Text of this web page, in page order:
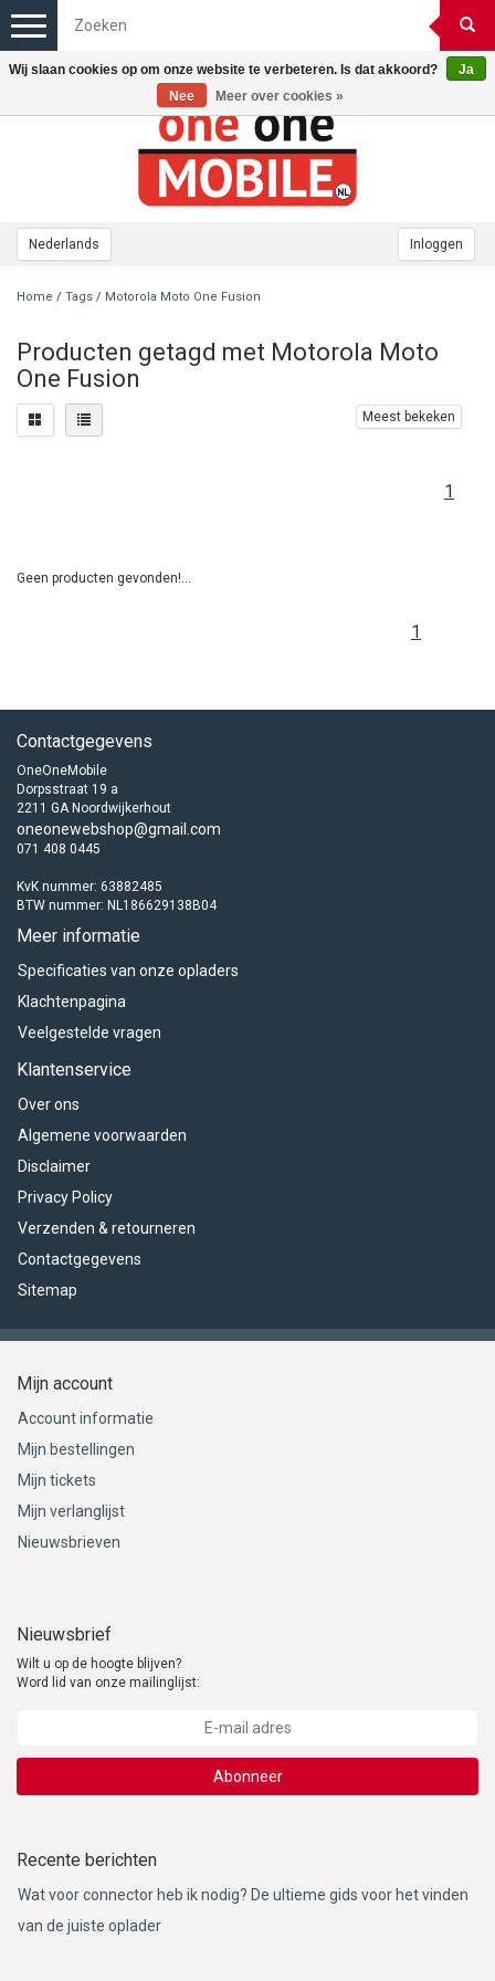
Nederlands Inloggen
Toggle
navigation
Home / Tags / Motorola Moto One Fusion
Producten getagd met Motorola Moto
One Fusion
Meest bekeken
1
Geen producten gevonden!...
1
Contactgegevens
OneOneMobile
Dorpsstraat 19 a
2211 GA Noordwijkerhout
oneonewebshop@gmail.com
071 408 0445
KvK nummer: 63882485
BTW nummer: NL186629138B04
Meer informatie
Specificaties van onze opladers
Klachtenpagina
Veelgestelde vragen
Klantenservice
Over ons
Algemene voorwaarden
Disclaimer
Privacy Policy
Verzenden & retourneren
Contactgegevens
Sitemap
Mijn account
Account informatie
Mijn bestellingen
Mijn tickets
Mijn verlanglijst
Nieuwsbrieven
Nieuwsbrief
Wilt u op de hoogte blijven?
Word lid van onze mailinglijst:
Abonneer
Recente berichten
Wat voor connector heb ik nodig? De ultieme gids voor het vinden
van de juiste oplader
Wij slaan cookies op om onze website te verbeteren. Is dat akkoord?
Ja
Nee
Meer over cookies »